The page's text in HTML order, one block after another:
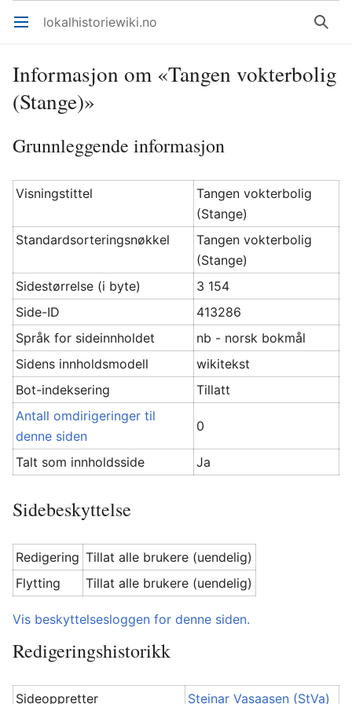
Åpne hovedmenyen lokalhistoriewiki.no Søk
Informasjon om «Tangen vokterbolig
(Stange)»
Grunnleggende informasjon
Visningstittel
Tangen vokterbolig
(Stange)
Standardsorteringsnøkkel
Tangen vokterbolig
(Stange)
Sidestørrelse (i byte)
3 154
Side-ID
413286
Språk for sideinnholdet
nb - norsk bokmål
Sidens innholdsmodell
wikitekst
Bot-indeksering
Tillatt
Antall omdirigeringer til
denne siden
0
Talt som innholdsside Ja
Sidebeskyttelse
Redigering Tillat alle brukere (uendelig)
Flytting
Tillat alle brukere (uendelig)
Vis beskyttelsesloggen for denne siden.
Redigeringshistorikk
Sideoppretter Steinar Vasaasen (StVa)